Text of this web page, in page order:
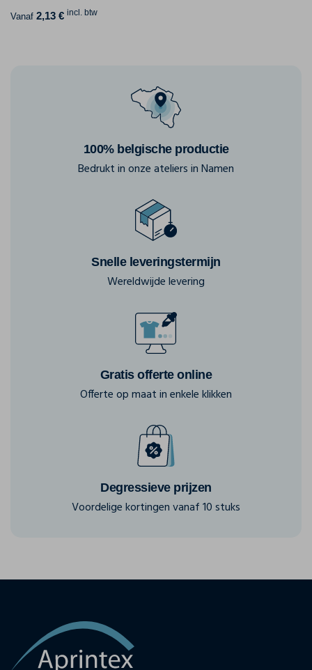
Vanaf 2,13 € incl. btw
100% belgische productie
Bedrukt in onze ateliers in Namen
Snelle leveringstermijn
Wereldwijde levering
Gratis offerte online
Offerte op maat in enkele klikken
Degressieve prijzen
Voordelige kortingen vanaf 10 stuks